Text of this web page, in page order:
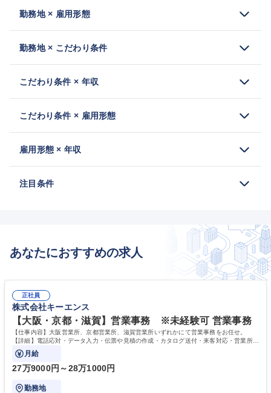
勤務地 × 雇用形態
勤務地 × こだわり条件
こだわり条件 × 年収
こだわり条件 × 雇用形態
雇用形態 × 年収
注目条件
あなたにおすすめの求人
正社員
株式会社キーエンス
【大阪・京都・滋賀】営業事務 ※未経験可 営業事務
【仕事内容】大阪営業所、京都営業所、滋賀営業所いずれかにて営業事務をお任せ。
【詳細】電話応対・データ入力・伝票や見積の作成・カタログ送付・来客対応・営業所内
で発生する事務業務や業務改善をお任せ。
月給
27万9000円～28万1000円
勤務地